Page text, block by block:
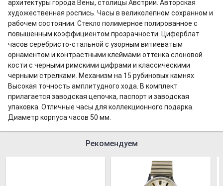
архитектуры города Вены, столицы Австрии. Авторская
художественная роспись. Часы в великолепном сохранном и
рабочем состоянии. Стекло полимерное полированное с
повышенным коэффициентом прозрачности. Циферблат
часов серебристо-стальной с узорным витиеватым
орнаментом и контрастными клеймами оттенка слоновой
кости с черными римскими цифрами и классическими
черными стрелками. Механизм на 15 рубиновых камнях.
Высокая точность амплитудного хода. В комплект
прилагается заводская цепочка, паспорт и заводская
упаковка. Отличные часы для коллекционного подарка.
Диаметр корпуса часов 50 мм.
Рекомендуем